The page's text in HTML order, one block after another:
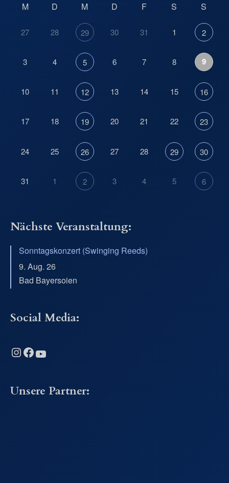
M D M D F S S
27 28 29 30 31 1 2
3 4 5 6 7 8 9
10 11 12 13 14 15 16
17 18 19 20 21 22 23
24 25 26 27 28 29 30
31 1 2 3 4 5 6
Nächste Veranstaltung:
Sonntagskonzert (Swinging Reeds)
9. Aug. 26
Bad Bayersoien
Social Media:
Instagram Facebook YouTube
Unsere Partner: